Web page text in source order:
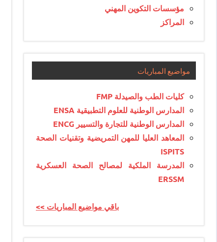
مؤسسات التكوين المهني
المراكز
مواضيع المباريات
كليات الطب والصيدلة FMP
المدارس الوطنية للعلوم التطبيقية ENSA
المدارس الوطنية للتجارة والتسيير ENCG
المعاهد العليا للمهن التمريضية وتقنيات الصحة
ISPITS
المدرسة الملكية لمصالح الصحة العسكرية
ERSSM
<< باقي مواضيع المباريات